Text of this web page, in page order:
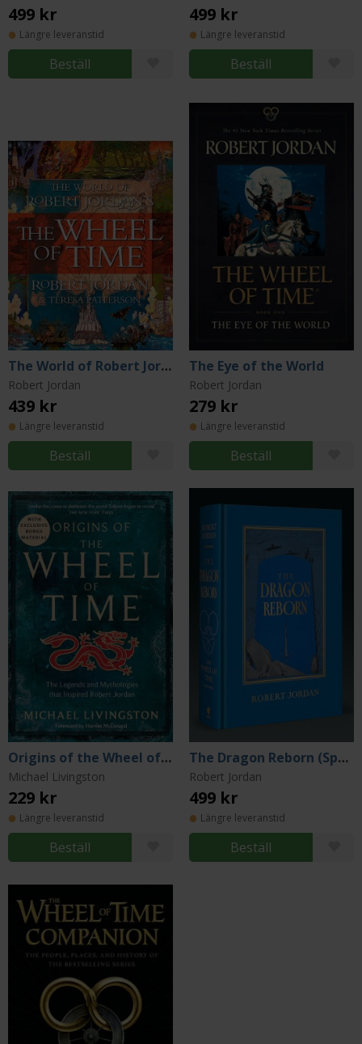
499 kr
Längre leveranstid
Beställ
499 kr
Längre leveranstid
Beställ
The World of Robert Jordan's The Wheel of Time
Robert Jordan
439 kr
Längre leveranstid
Beställ
The Eye of the World
Robert Jordan
279 kr
Längre leveranstid
Beställ
Origins of the Wheel of Time
Michael Livingston
229 kr
Längre leveranstid
Beställ
The Dragon Reborn (Special Edition)
Robert Jordan
499 kr
Längre leveranstid
Beställ